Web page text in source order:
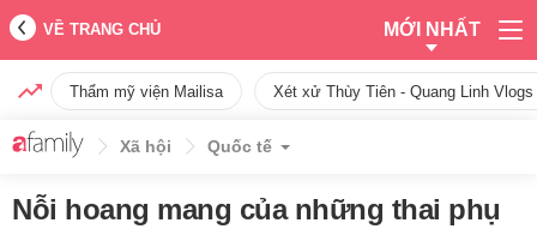
VỀ TRANG CHỦ MỚI NHẤT
Thẩm mỹ viện Mailisa Xét xử Thùy Tiên - Quang Linh
Xã hội Quốc tế
Nỗi hoang mang của những thai phụ